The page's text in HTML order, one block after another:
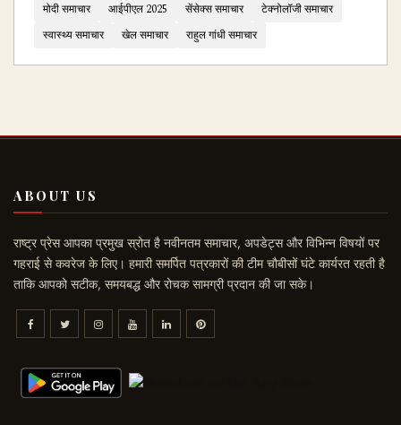
मोदी समाचार आईपीएल 2025 सेंसेक्स समाचार
टेक्नोलॉजी समाचार
स्वास्थ्य समाचार
खेल समाचार राहुल गांधी समाचार
ABOUT US
राष्ट्र प्रेस आपका प्रमुख स्रोत है नवीनतम समाचार, अपडेट्स और विभिन्न विषयों पर
गहराई से कवरेज के लिए। हमारी समर्पित पत्रकारों की टीम चौबीसों घंटे कार्यरत रहती है
ताकि आपको सटीक, समयबद्ध और रोचक सामग्री प्रदान की जा सके।